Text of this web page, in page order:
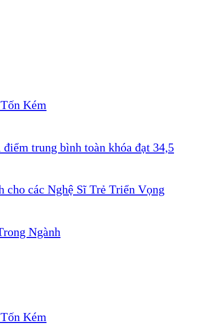
Kém
trung bình toàn khóa đạt 34,5
các Nghệ Sĩ Trẻ Triển Vọng
Ngành
Kém